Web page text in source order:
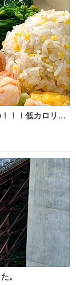
しゃるのでしょ
！！低カロリー
。